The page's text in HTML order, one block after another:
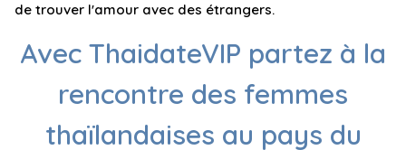
de trouver l'amour avec des étrangers.
Avec ThaidateVIP partez à la
rencontre des femmes
thaïlandaises au pays du